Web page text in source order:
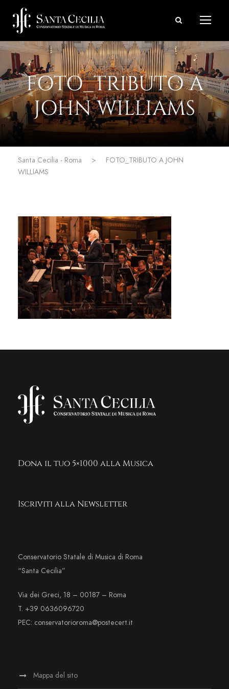
FOTO_TRIBUTO A
JOHN WILLIAMS
Santa Cecilia - Roma >
FOTO_TRIBUTO A JOHN
WILLIAMS
Dona il tuo 5×1000 alla Musica
Iscriviti alla Newsletter
Conservatorio Statale di Musica di Roma
“Santa Cecilia”
Via dei Greci, 18 – 00187 – Roma
T. +39 0636096720
PEC: conservatorioroma@postecert.it
Mappa del sito